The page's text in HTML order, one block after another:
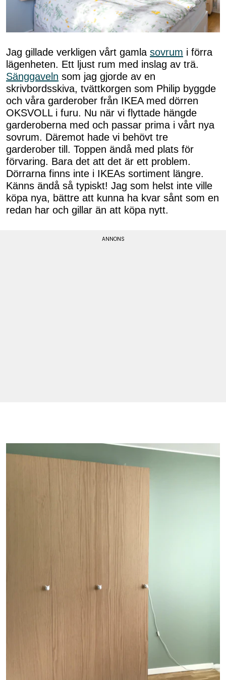
Jag gillade verkligen vårt gamla sovrum i förra
lägenheten. Ett ljust rum med inslag av trä.
Sänggaveln som jag gjorde av en
skrivbordsskiva, tvättkorgen som Philip byggde
och våra garderober från IKEA med dörren
OKSVOLL i furu. Nu när vi flyttade hängde
garderoberna med och passar prima i vårt nya
sovrum. Däremot hade vi behövt tre
garderober till. Toppen ändå med plats för
förvaring. Bara det att det är ett problem.
Dörrarna finns inte i IKEAs sortiment längre.
Känns ändå så typiskt! Jag som helst inte ville
köpa nya, bättre att kunna ha kvar sånt som en
redan har och gillar än att köpa nytt.